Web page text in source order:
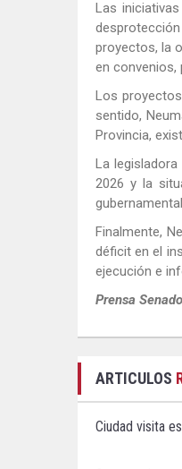
Las
proyectos, la
en convenios,
Los
sentido,
Provincia,
La
2026 y la
Finalmente,
déficit en el
ejecución e
Prensa
ARTICULOS
Ciudad visita